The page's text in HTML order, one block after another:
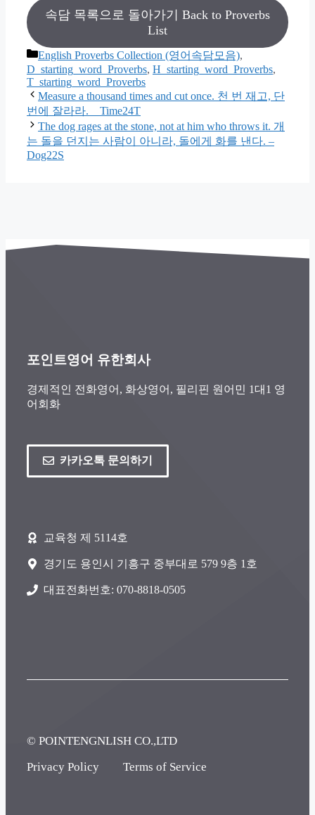
속담 목록으로 돌아가기 Back to Proverbs
List
카
테
고
리
English Proverbs Collection (영어속담모음),
D_starting_word_Proverbs, H_starting_word_Proverbs,
T_starting_word_Proverbs
Measure a thousand times and cut once. 천 번 재고, 단
번에 잘라라. _ Time24T
The dog rages at the stone, not at him who throws it. 개
는 돌을 던지는 사람이 아니라, 돌에게 화를 낸다. –
Dog22S
포인트영어 유한회사
경제적인 전화영어, 화상영어, 필리핀 원어민 1대1 영
어회화
카카오톡 문의하기
교육청 제 5114호
경기도 용인시 기흥구 중부대로 579 9층 1호
대표전화번호: 070-8818-0505
© POINTENGNLISH CO.,LTD
Privacy Policy
Terms of Service